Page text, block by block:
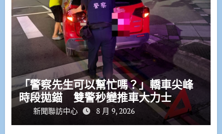
「警察先生可以幫忙嗎？」轎車尖峰
時段拋錨 雙警秒變推車大力士
新聞聯訪中心 8 月 9, 2026